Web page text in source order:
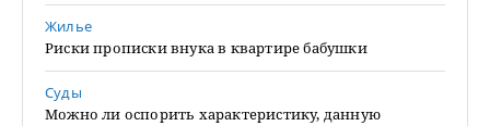
Жилье
Риски прописки внука в квартире бабушки
Суды
Можно ли оспорить характеристику, данную